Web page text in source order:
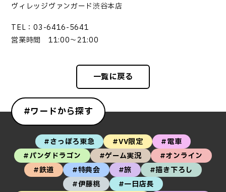
ヴィレッジヴァンガード渋谷本店
TEL：03-6416-5641
営業時間 11:00～21:00
一覧に戻る
#ワードから探す
#さっぽろ東急 #VV限定
#電車
#パンダドラゴン
#ゲーム実況
#オンライン
#鉄道
#特典会 #旅
#描き下ろし
#伊藤桃
#一日店長